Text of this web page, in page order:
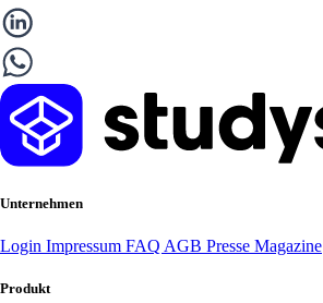
Unternehmen
Login Impressum FAQ AGB Presse Magazine
Produkt